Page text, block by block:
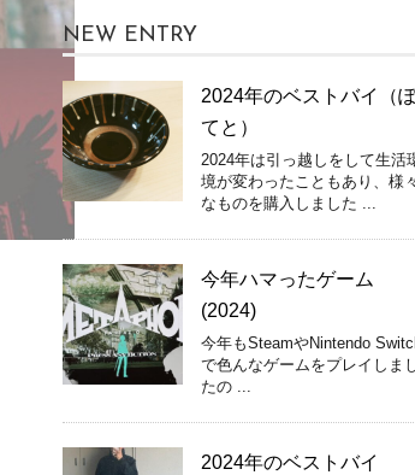
NEW ENTRY
2024年のベストバイ（
てと）
2024年は引っ越しをして生活
境が変わったこともあり、様々
なものを購入しました ...
今年ハマったゲーム
(2024)
今年もSteamやNintendo
で色んなゲームをプレイしま
たの ...
2024年のベストバイ